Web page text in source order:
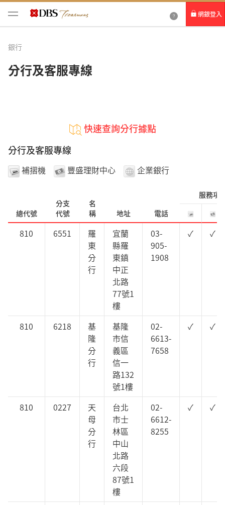
網銀登入
銀行
分行及客服專線
快速查詢分行據點
分行及客服專線
補摺機 豐盛理財中心 企業銀行
總代號
分支
代號
名
稱
地址 電話
服務項
810 6551
羅
東
分
行
宜蘭
縣羅
東鎮
中正
北路
77號1
樓
03-
905-
1908
✓ ✓
810 6218
基
隆
分
行
基隆
市信
義區
信一
路132
號1樓
02-
6613-
7658
✓ ✓
810 0227
天
母
分
行
台北
市士
林區
中山
北路
六段
87號1
樓
02-
6612-
8255
✓ ✓